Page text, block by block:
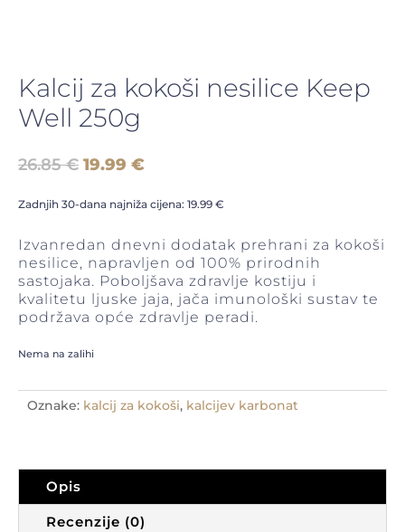
Kalcij za kokoši nesilice Keep
Well 250g
26.85€ Izvorna
bila
26.85 €.
19.99 €Trenutna
je:
19.99 €.
Zadnjih 30-dana najniža cijena: 19.99 €
Izvanredan dnevni dodatak prehrani za kokoši
nesilice, napravljen od 100% prirodnih
sastojaka. Poboljšava zdravlje kostiju i
kvalitetu ljuske jaja, jača imunološki sustav te
podržava opće zdravlje peradi.
Nema na zalihi
Oznake: kalcij za kokoši, kalcijev karbonat
Opis
Recenzije (0)